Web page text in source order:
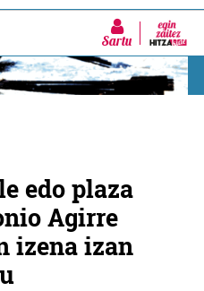
Sartu
edo plaza
Agirre
izena izan